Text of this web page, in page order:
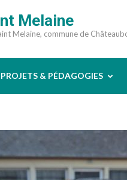
Melaine
Melaine, commune de
& PÉDAGOGIES